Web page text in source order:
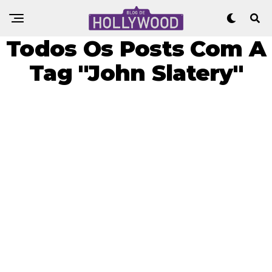
Todos Os Posts Com A
Tag "John Slatery"